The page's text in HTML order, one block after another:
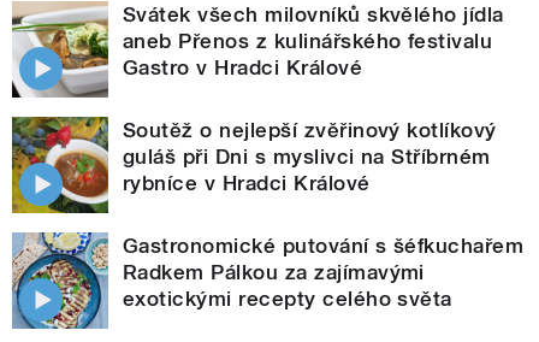
Svátek všech milovníků skvělého jídla
aneb Přenos z kulinářského festivalu
Gastro v Hradci Králové
Soutěž o nejlepší zvěřinový kotlíkový
guláš při Dni s myslivci na Stříbrném
rybníce v Hradci Králové
Gastronomické putování s šéfkuchařem
Radkem Pálkou za zajímavými
exotickými recepty celého světa